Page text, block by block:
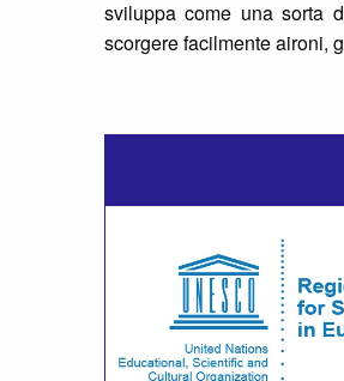
sviluppa come una sorta
scorgere facilmente aironi,